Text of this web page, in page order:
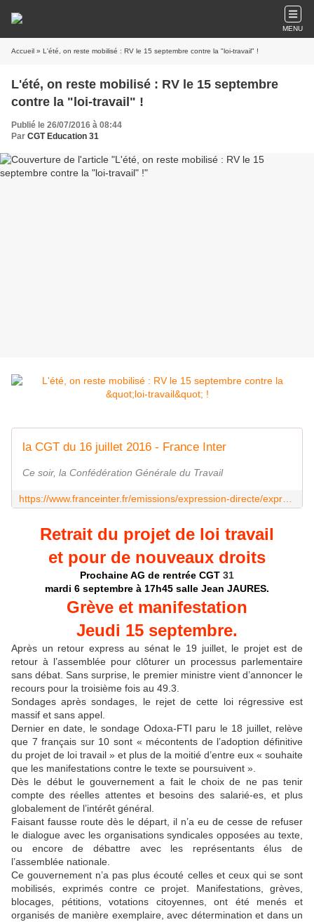
MENU
Accueil » L'été, on reste mobilisé : RV le 15 septembre contre la "loi-travail" !
L'été, on reste mobilisé : RV le 15 septembre
contre la "loi-travail" !
Publié le 26/07/2016 à 08:44
Par CGT Education 31
la CGT du 16 juillet 2016 - France Inter
Ce soir, la Confédération Générale du Travail
Retrait du projet de loi travail
et pour de nouveaux droits
Prochaine AG de rentrée CGT 31
mardi 6 septembre à 17h45 salle Jean JAURES.
Grève et manifestation
Jeudi 15 septembre.
Après un retour express au sénat le 19 juillet, le projet est de
retour à l’assemblée pour clôturer un processus parlementaire
sans débat. Sans surprise, le premier ministre vient d’annoncer le
recours pour la troisième fois au 49.3.
Sondages après sondages, le rejet de cette loi régressive est
massif et sans appel.
Dernier en date, le sondage Odoxa-FTI paru le 18 juillet, relève
que 7 français sur 10 sont « mécontents de l’adoption définitive
du projet de loi travail » et plus de la moitié d’entre eux « souhaite
que les manifestations contre le texte se poursuivent ».
Dès le début le gouvernement a fait le choix de ne pas tenir
compte des réelles attentes et besoins des salarié-es, et plus
globalement de l’intérêt général.
Faisant fausse route dès le départ, il n’a eu de cesse de refuser
le dialogue avec les organisations syndicales opposées au texte,
ou encore de débattre avec les représentants élus de
l’assemblée nationale.
Ce gouvernement n’a pas plus écouté celles et ceux qui se sont
mobilisés, exprimés contre ce projet. Manifestations, grèves,
blocages, pétitions, votations citoyennes, ont été menés et
organisés de manière exemplaire, avec détermination et dans un